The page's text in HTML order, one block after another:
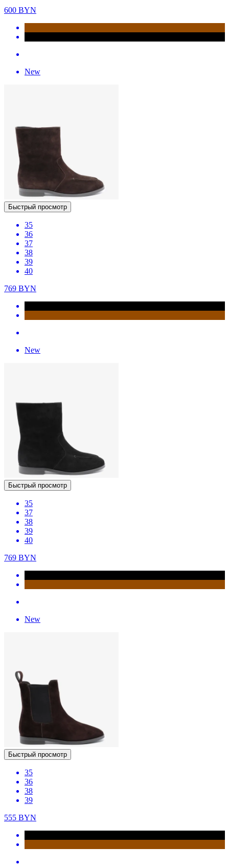
600 BYN
New
Быстрый просмотр
35
36
37
38
39
40
769 BYN
New
Быстрый просмотр
35
37
38
39
40
769 BYN
New
Быстрый просмотр
35
36
38
39
555 BYN